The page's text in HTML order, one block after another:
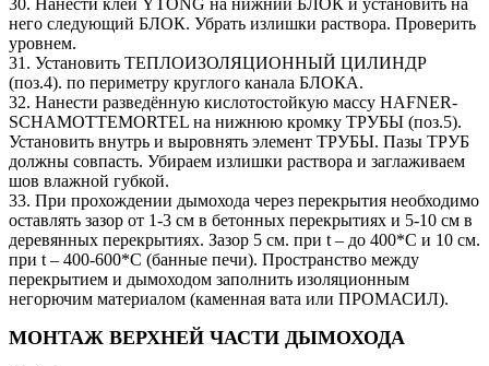
30. Нанести клей YTONG на нижний БЛОК и установить на
него следующий БЛОК. Убрать излишки раствора. Проверить
уровнем.
31. Установить ТЕПЛОИЗОЛЯЦИОННЫЙ ЦИЛИНДР
(поз.4). по периметру круглого канала БЛОКА.
32. Нанести разведённую кислотостойкую массу HAFNER-
SCHAMOTTEMORTEL на нижнюю кромку ТРУБЫ (поз.5).
Установить внутрь и выровнять элемент ТРУБЫ. Пазы ТРУБ
должны совпасть. Убираем излишки раствора и заглаживаем
шов влажной губкой.
33. При прохождении дымохода через перекрытия необходимо
оставлять зазор от 1-3 см в бетонных перекрытиях и 5-10 см в
деревянных перекрытиях. Зазор 5 см. при t – до 400*C и 10 см.
при t – 400-600*C (банные печи). Пространство между
перекрытием и дымоходом заполнить изоляционным
негорючим материалом (каменная вата или ПРОМАСИЛ).
МОНТАЖ ВЕРХНЕЙ ЧАСТИ ДЫМОХОДА